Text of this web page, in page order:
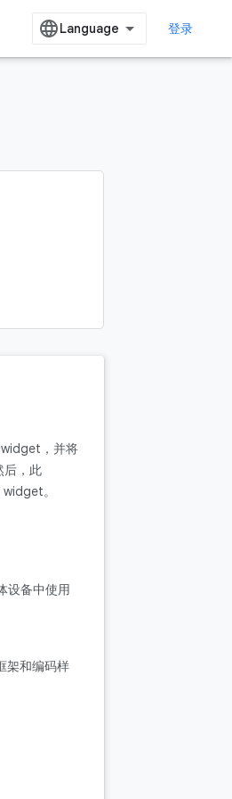
登录
，并将
后，此
。
设备中使用
架和编码样